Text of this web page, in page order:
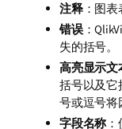
注释：图表
错误：
失的括号。
高亮显示文
括号以及它
号或逗号将
字段名称：